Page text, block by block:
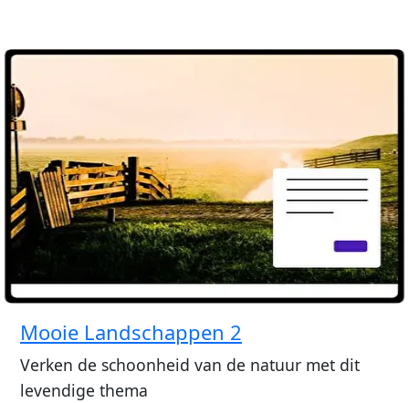
Mooie Landschappen 2
Verken de schoonheid van de natuur met dit
levendige thema